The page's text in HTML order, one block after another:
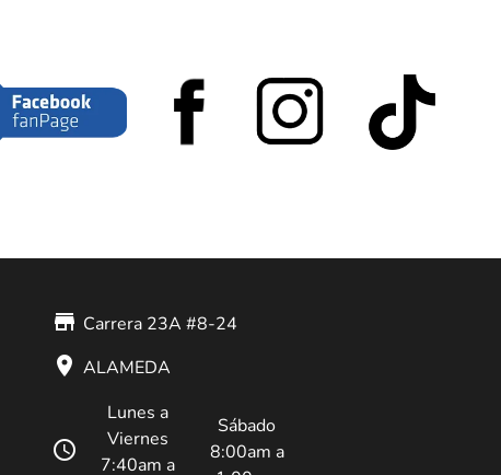
store_mall_directory Carrera 23A #8-24
place ALAMEDA
schedule
Lunes a
Viernes
7:40am a
Sábado
8:00am a